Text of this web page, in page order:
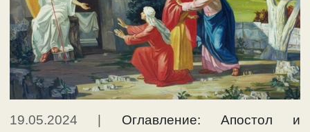
19.05.2024
Оглавление: Апостол и